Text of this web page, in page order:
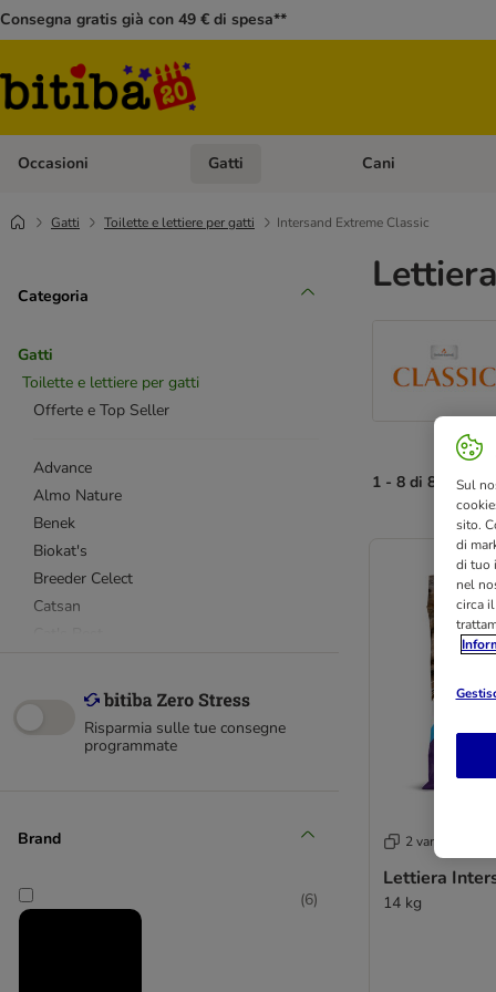
Consegna gratis già con 49 € di spesa**
Occasioni Apri Menù Categoria: Occasioni
Gatti Apri Menù Categoria:
Cani
Gatti Toilette e lettiere per gatti Intersand Extreme Classic
Categoria
Gatti
Toilette e lettiere per gatti
Offerte e Top Seller
Advance
Almo Nature
Benek
Biokat's
Breeder Celect
Catsan
Greenwoods
Intersand Extreme Classic
Sanicat Professional
World's Best Cat Litter
Risparmia sulle tue consegne
programmate
Brand
(6)
1 - 8 di 8 risultati
2 varianti
Lettiera
14 kg
Sul
sito.
di
di tuo
nel
circa